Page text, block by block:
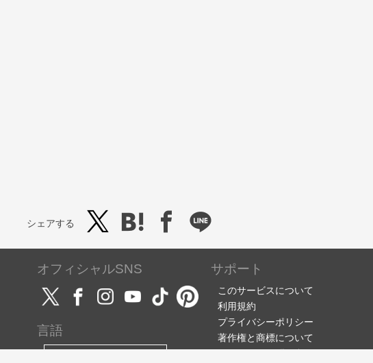
シェアする
オフィシャルSNS
言語
サポート
このサービスについて
利用規約
プライバシーポリシー
著作権と商標について